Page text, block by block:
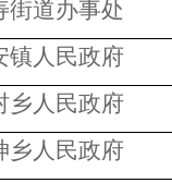
街道办事处
镇人民政府
乡人民政府
乡人民政府